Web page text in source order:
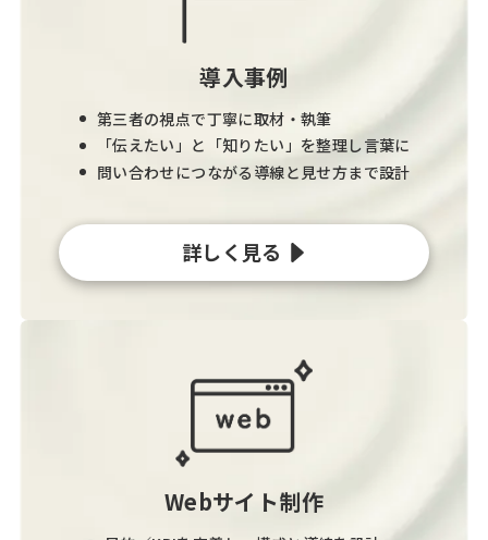
導入事例
第三者の視点で丁寧に取材・執筆
「伝えたい」と「知りたい」を整理し言葉に
問い合わせにつながる導線と見せ方まで設計
詳しく見る
Webサイト制作